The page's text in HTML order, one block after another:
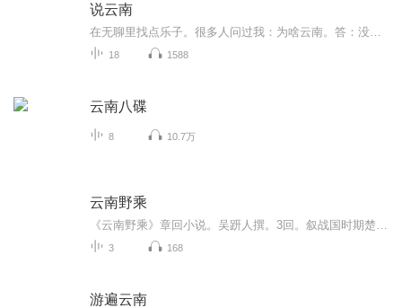
说云南
18 1588
云南八碟
8 10.7万
云南野乘
3 168
游遍云南